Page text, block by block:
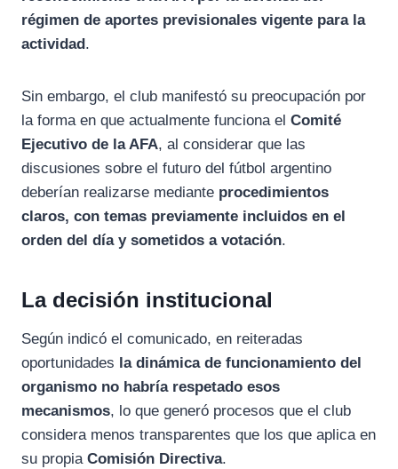
régimen de aportes previsionales vigente para la
actividad.
Sin embargo, el club manifestó su preocupación por
la forma en que actualmente funciona el Comité
Ejecutivo de la AFA, al considerar que las
discusiones sobre el futuro del fútbol argentino
deberían realizarse mediante procedimientos
claros, con temas previamente incluidos en el
orden del día y sometidos a votación.
La decisión institucional
Según indicó el comunicado, en reiteradas
oportunidades la dinámica de funcionamiento del
organismo no habría respetado esos
mecanismos, lo que generó procesos que el club
considera menos transparentes que los que aplica en
su propia Comisión Directiva.